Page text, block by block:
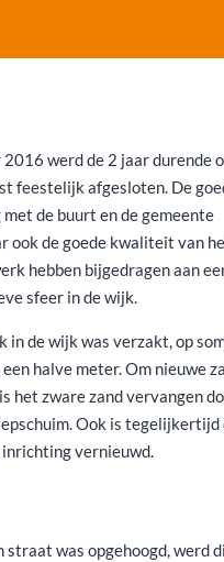
werd de 2 jaar durende
feestelijk afgesloten. De
de buurt en de gemeente
ook de goede kwaliteit van
hebben bijgedragen aan
sfeer in de wijk.
in de wijk was verzakt, op
halve meter. Om nieuwe
het zware zand vervangen
Ook is tegelijkertijd
vernieuwd.
straat was opgehoogd, werd